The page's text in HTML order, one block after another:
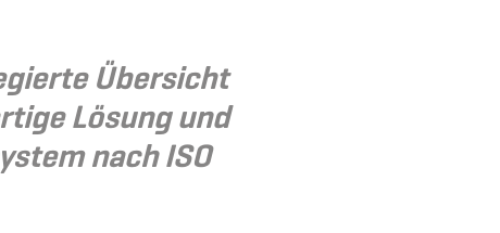
Übersicht
Lösung und
nach ISO